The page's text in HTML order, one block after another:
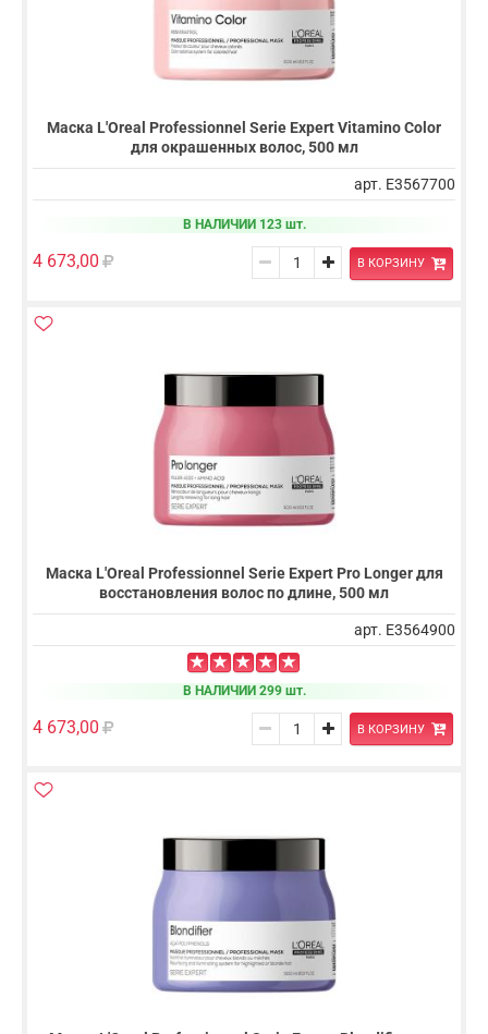
Маска L'Oreal Professionnel Serie Expert Vitamino Color
для окрашенных волос, 500 мл
арт. E3567700
В НАЛИЧИИ 123 шт.
4 673,00 В КОРЗИНУ
Маска L'Oreal Professionnel Serie Expert Pro Longer для
восстановления волос по длине, 500 мл
арт. E3564900
В НАЛИЧИИ 299 шт.
4 673,00 В КОРЗИНУ